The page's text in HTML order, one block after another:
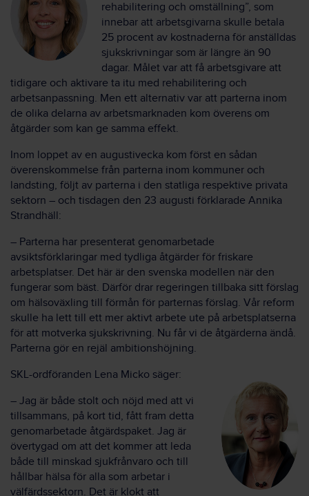
rehabilitering och omställning”, som
innebar att arbetsgivarna skulle betala
25 procent av kostnaderna för anställdas
sjukskrivningar som är längre än 90
dagar. Målet var att få arbetsgivare att
tidigare och aktivare ta itu med rehabilitering och
arbetsanpassning. Men ett alternativ var att parterna inom
de olika delarna av arbetsmarknaden kom överens om
åtgärder som kan ge samma effekt.
Inom loppet av en augustivecka kom först en sådan
överenskommelse från parterna inom kommuner och
landsting, följt av parterna i den statliga respektive privata
sektorn – och tisdagen den 23 augusti förklarade Annika
Strandhäll:
– Parterna har presenterat genomarbetade
avsiktsförklaringar med tydliga åtgärder för friskare
arbetsplatser. Det här är den svenska modellen när den
fungerar som bäst. Därför drar regeringen tillbaka sitt förslag
om hälsoväxling till förmån för parternas förslag. Vår reform
skulle ha lett till ett mer aktivt arbete ute på arbetsplatserna
för att motverka sjukskrivning. Nu får vi de åtgärderna ändå.
Parterna gör en rejäl ambitionshöjning.
SKL-ordföranden Lena Micko säger:
– Jag är både stolt och nöjd med att vi
tillsammans, på kort tid, fått fram detta
genomarbetade åtgärdspaket. Jag är
övertygad om att det kommer att leda
både till minskad sjukfrånvaro och till
hållbar hälsa för alla som arbetar i
välfärdssektorn. Det är klokt att